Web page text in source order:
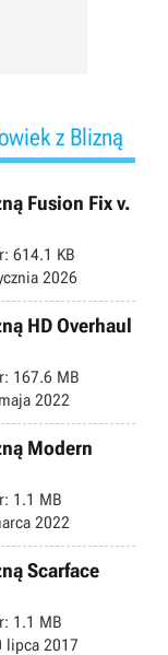
z Blizną
Fusion Fix v.
614.1 KB
2026
HD Overhaul
167.6 MB
2022
Modern
1.1 MB
2022
Scarface
1.1 MB
lipca 2017